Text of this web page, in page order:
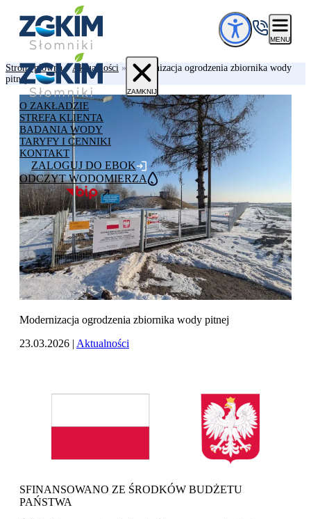
Przejdź do treści
MENU
ZAMKNIJ
O ZAKŁADZIE
STREFA KLIENTA
BADANIA WODY
TARYFY I CENNIKI
KONTAKT
ZALOGUJ DO EBOK
ODCZYT WODOMIERZA
Strona główna»Aktualności »
Modernizacja ogrodzenia zbiornika wody
pitnej
Modernizacja ogrodzenia zbiornika wody pitnej
23.03.2026 | Aktualności
SFINANSOWANO ZE ŚRODKÓW BUDŻETU
PAŃSTWA